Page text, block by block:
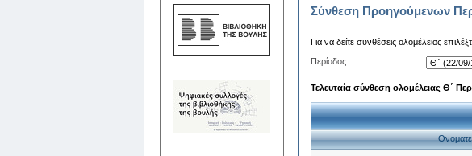
Σύνθεση Προηγούμενων
Για να δείτε συνθέσεις ολομέλειας
Περίοδος:
Τελευταία σύνθεση ολομέλειας Θ΄